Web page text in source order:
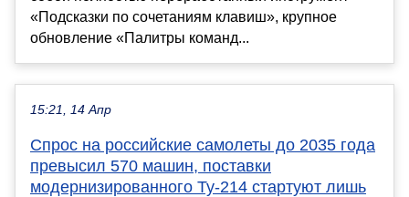
«Подсказки по сочетаниям клавиш», крупное
обновление «Палитры команд...
15:21, 14 Апр
Спрос на российские самолеты до 2035 года
превысил 570 машин, поставки
модернизированного Ту-214 стартуют лишь